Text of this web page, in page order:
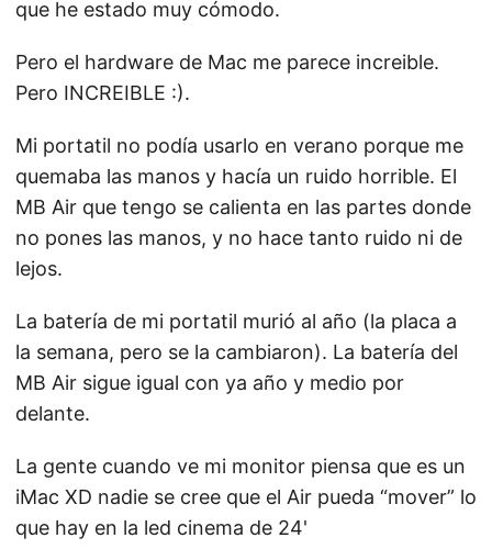
que he estado muy cómodo.
Pero el hardware de Mac me parece increible.
Pero INCREIBLE :).
Mi portatil no podía usarlo en verano porque me
quemaba las manos y hacía un ruido horrible. El
MB Air que tengo se calienta en las partes donde
no pones las manos, y no hace tanto ruido ni de
lejos.
La batería de mi portatil murió al año (la placa a
la semana, pero se la cambiaron). La batería del
MB Air sigue igual con ya año y medio por
delante.
La gente cuando ve mi monitor piensa que es un
iMac XD nadie se cree que el Air pueda “mover” lo
que hay en la led cinema de 24'